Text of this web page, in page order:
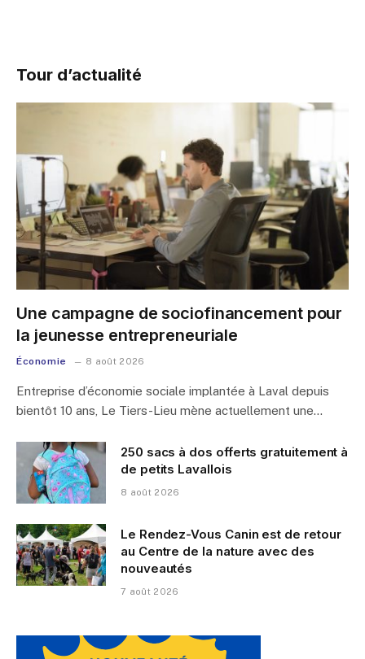
Tour d’actualité
Une campagne de sociofinancement pour
la jeunesse entrepreneuriale
Économie 8 août 2026
Entreprise d’économie sociale implantée à Laval depuis
bientôt 10 ans, Le Tiers-Lieu mène actuellement une…
250 sacs à dos offerts gratuitement à
de petits Lavallois
8 août 2026
Le Rendez-Vous Canin est de retour
au Centre de la nature avec des
nouveautés
7 août 2026